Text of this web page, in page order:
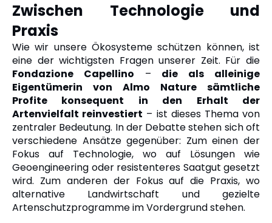
Zwischen Technologie und
Praxis
Wie wir unsere Ökosysteme schützen können, ist
eine der wichtigsten Fragen unserer Zeit. Für die
Fondazione Capellino – die als alleinige
Eigentümerin von Almo Nature sämtliche
Profite konsequent in den Erhalt der
Artenvielfalt reinvestiert – ist dieses Thema von
zentraler Bedeutung. In der Debatte stehen sich oft
verschiedene Ansätze gegenüber: Zum einen der
Fokus auf Technologie, wo auf Lösungen wie
Geoengineering oder resistenteres Saatgut gesetzt
wird. Zum anderen der Fokus auf die Praxis, wo
alternative Landwirtschaft und gezielte
Artenschutzprogramme im Vordergrund stehen.